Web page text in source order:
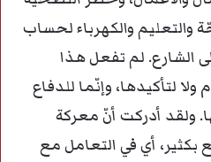
والكهرباء لحساب
الشارع. لم تفعل هذا
لتأكيدها، وإنّما للدفاع
ولقد أدركت أنّ معركة
أي في التعامل مع